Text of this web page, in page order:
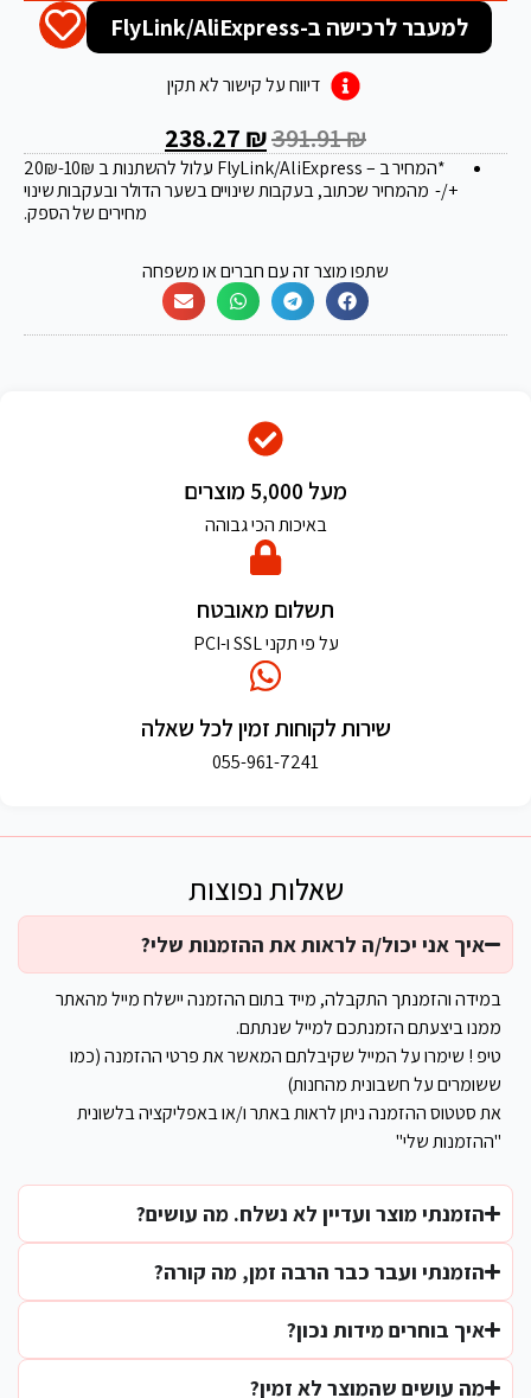
למעבר לרכישה ב-FlyLink/AliExpress
דיווח על קישור לא תקין
391.91₪
238.27 ₪
*המחיר ב – FlyLink/AliExpress עלול להשתנות ב 20 ₪-10₪
+/- מהמחיר שכתוב, בעקבות שינויים בשער הדולר ובעקבות שינוי
מחירים של הספק.
שתפו מוצר זה עם חברים או משפחה
איך אני יכול/ה לראות את ההזמנות שלי?
במידה והזמנתך התקבלה, מייד בתום ההזמנה יישלח מייל מהאתר
ממנו ביצעתם הזמנתכם למייל שנתתם.
טיפ ! שימרו על המייל שקיבלתם המאשר את פרטי ההזמנה (כמו
ששומרים על חשבונית מהחנות)
את סטטוס ההזמנה ניתן לראות באתר ו/או באפליקציה בלשונית
"ההזמנות שלי"
הזמנתי מוצר ועדיין לא נשלח. מה עושים?
הזמנתי ועבר כבר הרבה זמן, מה קורה?
איך בוחרים מידות נכון?
מה עושים שהמוצר לא זמין?
שאלות נפוצות
מעל 5,000 מוצרים
באיכות הכי גבוהה
תשלום מאובטח
על פי תקני SSL ו-PCI
שירות לקוחות זמין לכל שאלה
055-961-7241